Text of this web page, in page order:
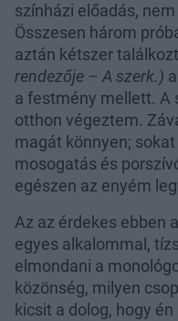
színházi előadás,
Összesen három
aztán kétszer
rendezője – A szerk.)
a festmény mellett. A
otthon végeztem.
magát könnyen;
mosogatás és
egészen az enyém
Az az érdekes ebben
egyes alkalommal,
elmondani a
közönség, milyen
kicsit a dolog, hogy